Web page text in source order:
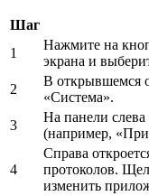
Шаг
1
Нажмите на
экрана и
2
В открывшемся
«Система».
3
На панели
(например,
4
Справа
протоколов.
изменить